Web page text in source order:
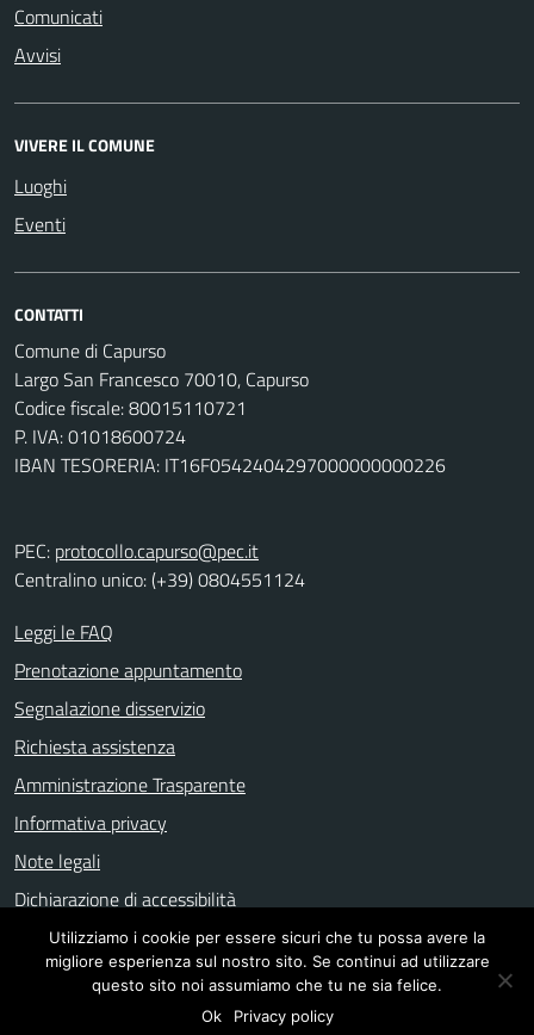
Comunicati
Avvisi
VIVERE IL COMUNE
Luoghi
Eventi
CONTATTI
Comune di Capurso
Largo San Francesco 70010, Capurso
Codice fiscale: 80015110721
P. IVA: 01018600724
IBAN TESORERIA: IT16F0542404297000000000226
PEC: protocollo.capurso@pec.it
Centralino unico: (+39) 0804551124
Leggi le FAQ
Prenotazione appuntamento
Segnalazione disservizio
Richiesta assistenza
Amministrazione Trasparente
Informativa privacy
Note legali
Dichiarazione di accessibilità
Mappa del sito
Utilizziamo i cookie per essere sicuri che tu possa avere la
migliore esperienza sul nostro sito. Se continui ad utilizzare
questo sito noi assumiamo che tu ne sia felice.
Ok
Privacy policy